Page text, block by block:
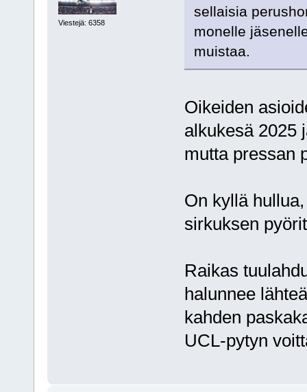
Viestejä: 6358
sellaisia
monelle
muistaa.
Oikeiden
alkukesä 2025
mutta pressan
On kyllä
sirkuksen
Raikas
halunnee
kahden
UCL-pytyn